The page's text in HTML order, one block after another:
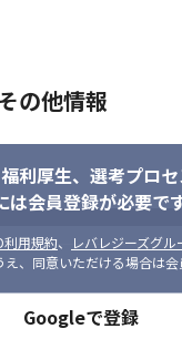
力
ド開発で必要なスキルの
他部署との折衝を通じて
成感があります
主体的に貢献できる方
改善する姿勢をもって
方を歓迎します＞
会の変革に役立てたい
をしたいと思っている方
界中の人々の生活や価
の創造に挑戦したいと
楽しむことができる方
生活の革新を実現した
の他情報
利厚生、 選考プロ
は会員登録が必要で
利用規約、
レバレジーズグ
え、同意いただける場合は会
Googleで登録